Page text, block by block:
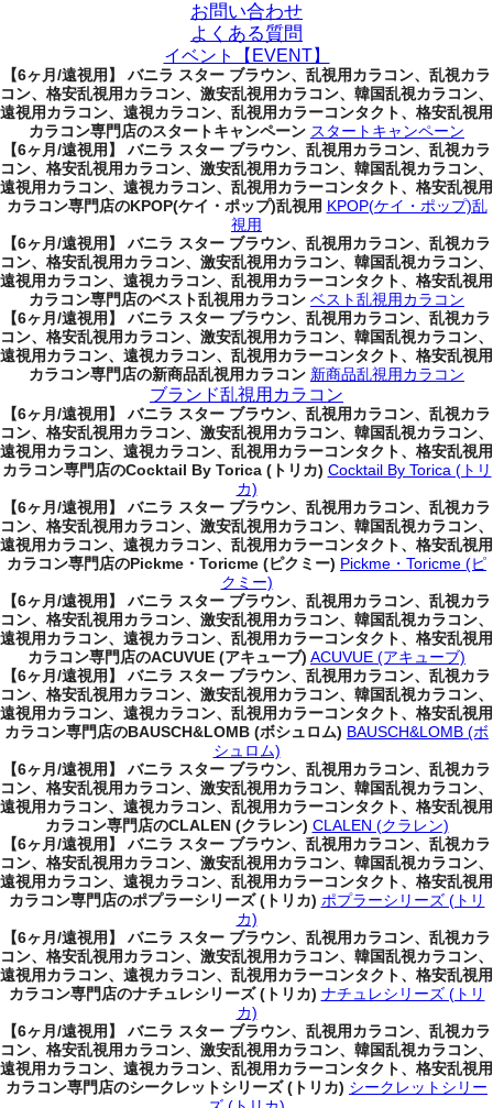
お問い合わせ
よくある質問
イベント【EVENT】
【6ヶ月/遠視用】 バニラ スター ブラウン、乱視用カラコン、乱視カラ
コン、格安乱視用カラコン、激安乱視用カラコン、韓国乱視カラコン、
遠視用カラコン、遠視カラコン、乱視用カラーコンタクト、格安乱視用
カラコン専門店のスタートキャンペーン スタートキャンペーン
【6ヶ月/遠視用】 バニラ スター ブラウン、乱視用カラコン、乱視カラ
コン、格安乱視用カラコン、激安乱視用カラコン、韓国乱視カラコン、
遠視用カラコン、遠視カラコン、乱視用カラーコンタクト、格安乱視用
カラコン専門店のKPOP(ケイ・ポップ)乱視用 KPOP(ケイ・ポップ)乱
視用
【6ヶ月/遠視用】 バニラ スター ブラウン、乱視用カラコン、乱視カラ
コン、格安乱視用カラコン、激安乱視用カラコン、韓国乱視カラコン、
遠視用カラコン、遠視カラコン、乱視用カラーコンタクト、格安乱視用
カラコン専門店のベスト乱視用カラコン ベスト乱視用カラコン
【6ヶ月/遠視用】 バニラ スター ブラウン、乱視用カラコン、乱視カラ
コン、格安乱視用カラコン、激安乱視用カラコン、韓国乱視カラコン、
遠視用カラコン、遠視カラコン、乱視用カラーコンタクト、格安乱視用
カラコン専門店の新商品乱視用カラコン 新商品乱視用カラコン
ブランド乱視用カラコン
【6ヶ月/遠視用】 バニラ スター ブラウン、乱視用カラコン、乱視カラ
コン、格安乱視用カラコン、激安乱視用カラコン、韓国乱視カラコン、
遠視用カラコン、遠視カラコン、乱視用カラーコンタクト、格安乱視用
カラコン専門店のCocktail By Torica (トリカ) Cocktail By Torica (トリ
カ)
【6ヶ月/遠視用】 バニラ スター ブラウン、乱視用カラコン、乱視カラ
コン、格安乱視用カラコン、激安乱視用カラコン、韓国乱視カラコン、
遠視用カラコン、遠視カラコン、乱視用カラーコンタクト、格安乱視用
カラコン専門店のPickme・Toricme (ピクミー) Pickme・Toricme (ピ
クミー)
【6ヶ月/遠視用】 バニラ スター ブラウン、乱視用カラコン、乱視カラ
コン、格安乱視用カラコン、激安乱視用カラコン、韓国乱視カラコン、
遠視用カラコン、遠視カラコン、乱視用カラーコンタクト、格安乱視用
カラコン専門店のACUVUE (アキューブ) ACUVUE (アキューブ)
【6ヶ月/遠視用】 バニラ スター ブラウン、乱視用カラコン、乱視カラ
コン、格安乱視用カラコン、激安乱視用カラコン、韓国乱視カラコン、
遠視用カラコン、遠視カラコン、乱視用カラーコンタクト、格安乱視用
カラコン専門店のBAUSCH&LOMB (ボシュロム) BAUSCH&LOMB (ボ
シュロム)
【6ヶ月/遠視用】 バニラ スター ブラウン、乱視用カラコン、乱視カラ
コン、格安乱視用カラコン、激安乱視用カラコン、韓国乱視カラコン、
遠視用カラコン、遠視カラコン、乱視用カラーコンタクト、格安乱視用
カラコン専門店のCLALEN (クラレン) CLALEN (クラレン)
【6ヶ月/遠視用】 バニラ スター ブラウン、乱視用カラコン、乱視カラ
コン、格安乱視用カラコン、激安乱視用カラコン、韓国乱視カラコン、
遠視用カラコン、遠視カラコン、乱視用カラーコンタクト、格安乱視用
カラコン専門店のポプラーシリーズ (トリカ) ポプラーシリーズ (トリ
カ)
【6ヶ月/遠視用】 バニラ スター ブラウン、乱視用カラコン、乱視カラ
コン、格安乱視用カラコン、激安乱視用カラコン、韓国乱視カラコン、
遠視用カラコン、遠視カラコン、乱視用カラーコンタクト、格安乱視用
カラコン専門店のナチュレシリーズ (トリカ) ナチュレシリーズ (トリ
カ)
【6ヶ月/遠視用】 バニラ スター ブラウン、乱視用カラコン、乱視カラ
コン、格安乱視用カラコン、激安乱視用カラコン、韓国乱視カラコン、
遠視用カラコン、遠視カラコン、乱視用カラーコンタクト、格安乱視用
カラコン専門店のシークレットシリーズ (トリカ) シークレットシリー